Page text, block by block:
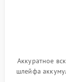
Аккуратное
шлейфа